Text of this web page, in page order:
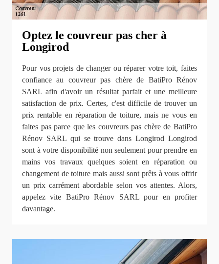
Optez le couvreur pas cher à
Longirod
Pour vos projets de changer ou réparer votre toit, faites
confiance au couvreur pas chère de BatiPro Rénov
SARL afin d'avoir un résultat parfait et une meilleure
satisfaction de prix. Certes, c'est difficile de trouver un
prix rentable en réparation de toiture, mais ne vous en
faites pas parce que les couvreurs pas chère de BatiPro
Rénov SARL qui se trouve dans Longirod Longirod
sont à votre disponibilité non seulement pour prendre en
mains vos travaux quelques soient en réparation ou
changement de toiture mais aussi sont prêts à vous offrir
un prix carrément abordable selon vos attentes. Alors,
appelez vite BatiPro Rénov SARL pour en profiter
davantage.